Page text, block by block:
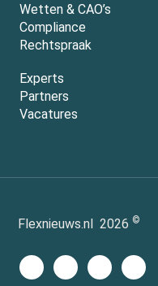
Wetten & CAO’s
Compliance
Rechtspraak
Experts
Partners
Vacatures
Flexnieuws.nl 2026 ©